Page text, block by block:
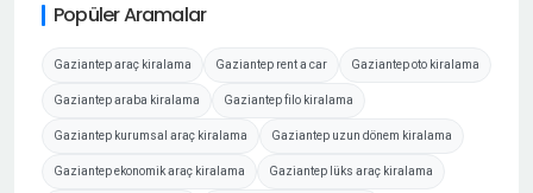
Popüler Aramalar
Gaziantep araç kiralama Gaziantep rent a car Gaziantep oto kiralama
Gaziantep araba kiralama Gaziantep filo kiralama
Gaziantep kurumsal araç kiralama Gaziantep uzun dönem kiralama
Gaziantep ekonomik araç kiralama Gaziantep lüks araç kiralama